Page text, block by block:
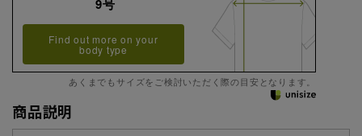
9号
Find out more on your
body type
あくまでもサイズをご検討いただく際の目安となります。
商品説明